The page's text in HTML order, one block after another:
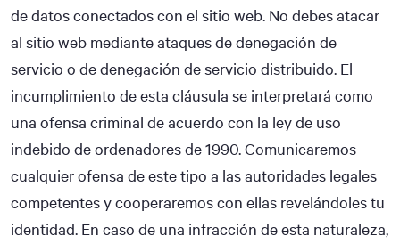
de datos conectados con el sitio web. No debes atacar
al sitio web mediante ataques de denegación de
servicio o de denegación de servicio distribuido. El
incumplimiento de esta cláusula se interpretará como
una ofensa criminal de acuerdo con la ley de uso
indebido de ordenadores de 1990. Comunicaremos
cualquier ofensa de este tipo a las autoridades legales
competentes y cooperaremos con ellas revelándoles tu
identidad. En caso de una infracción de esta naturaleza,